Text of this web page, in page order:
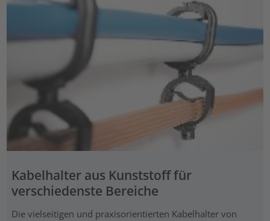
Kabelhalter aus Kunststoff für
verschiedenste Bereiche
Die vielseitigen und praxisorientierten Kabelhalter von